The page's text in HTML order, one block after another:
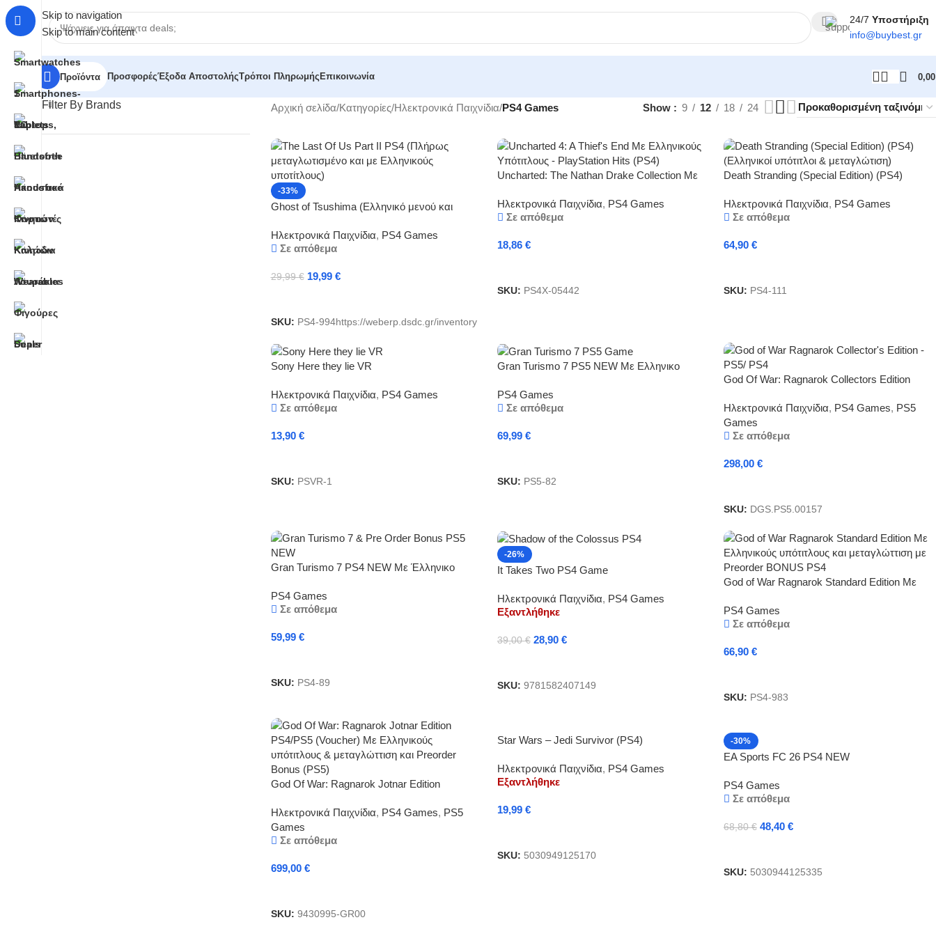
Skip to navigation
Skip to main content
24/7 Υποστήριξη
info@buybest .gr
Προϊόντα ΠροσφορέςΈξοδα ΑποστολήςΤρόποι Πληρωμής Επικοινωνία
Filter By Brands Αρχική σελίδα/Κατηγορίες/Ηλεκτρονικά Παιχνίδια/PS4 Games Show 9 12 18 24
-33%
Ghost of Tsushima (Ελληνικό μενού και
Ηλεκτρονικά Παιχνίδια, PS4 Games
Σε απόθεμα
29,99€ 19,99 €
SKU: PS4-994https://weberp.dsdc.gr/inventory
Uncharted: The Nathan Drake Collection Με
(PS4)
Ηλεκτρονικά Παιχνίδια, PS4 Games
Σε απόθεμα
18,86 €
SKU: PS4X-05442
Death Stranding (Special Edition) (PS4)
Ηλεκτρονικά Παιχνίδια, PS4 Games
Σε απόθεμα
64,90 €
SKU: PS4-111
Sony Here they lie VR
Ηλεκτρονικά Παιχνίδια, PS4 Games
Σε απόθεμα
13,90 €
SKU: PSVR-1
Gran Turismo 7 PS5 NEW Με Ελληνικο
PS4 Games
Σε απόθεμα
69,99 €
SKU: PS5-82
God Of War: Ragnarok Collectors Edition
με Ελληνικούς Υπότιτλους
Ηλεκτρονικά Παιχνίδια, PS4 Games, PS5
Games
Σε απόθεμα
298,00 €
SKU: DGS.PS5.00157
Gran Turismo 7 PS4 NEW Με Έλληνικο
PS4 Games
Σε απόθεμα
59,99 €
SKU: PS4-89
-26%
It Takes Two PS4 Game
Ηλεκτρονικά Παιχνίδια, PS4 Games
Εξαντλήθηκε
39,00€ 28,90 €
SKU: 9781582407149
God of War Ragnarok Standard Edition Με
PS4 Games
Σε απόθεμα
66,90 €
SKU: PS4-983
God Of War: Ragnarok Jotnar Edition
υπότιτλους & μεταγλώττιση
Ηλεκτρονικά Παιχνίδια, PS4 Games, PS5
Games
Σε απόθεμα
699,00 €
SKU: 9430995-GR00
Star Wars – Jedi Survivor (PS4)
Ηλεκτρονικά Παιχνίδια, PS4 Games
Εξαντλήθηκε
19,99 €
SKU: 5030949125170
-30%
EA Sports FC 26 PS4 NEW
PS4 Games
Σε απόθεμα
68,80€ 48,40 €
SKU: 5030944125335